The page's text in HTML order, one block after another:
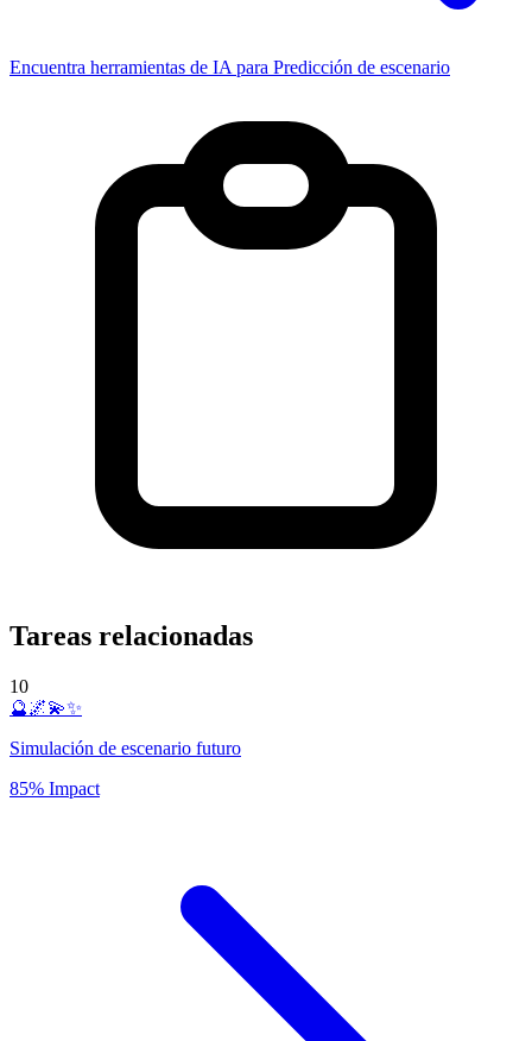
Encuentra herramientas de IA para Predicción de escenario
Tareas relacionadas
10
🔮🌌💫✨
Simulación de escenario futuro
85% Impact